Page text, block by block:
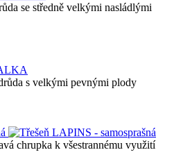
se středně velkými nasládlými
s velkými pevnými plody
chrupka k všestrannému využití